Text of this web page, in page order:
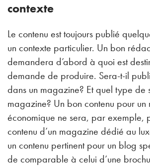
contexte
Le contenu est toujours publié
un contexte particulier. Un bon
demandera d’abord à quoi est
demande de produire. Sera-t-il
dans un magazine? Et quel type de
magazine? Un bon contenu pour
économique ne sera, par exemple,
contenu d’un magazine dédié au
un contenu pertinent pour un blog
de comparable à celui d’une